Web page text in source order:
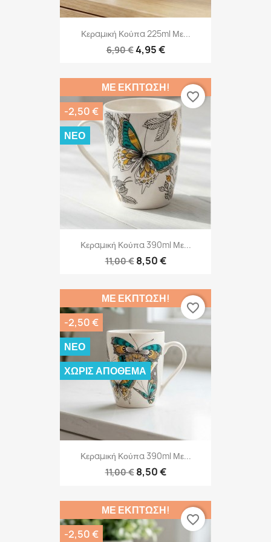
Κεραμική Κούπα 225ml Με...
6,90 €4,95 €
Κεραμική Κούπα 390ml Με...
11,00 € 8,50 €
ΜΕ ΈΚΠΤΩΣΗ!
-2,50 €
ΝΈΟ
favorite_border
Κεραμική Κούπα 390ml Με...
11,00 € 8,50 €
ΜΕ ΈΚΠΤΩΣΗ!
-2,50 €
ΝΈΟ
ΧΩΡΊΣ ΑΠΌΘΕΜΑ
favorite_border
ΜΕ ΈΚΠΤΩΣΗ!
-2,50 €
favorite_border